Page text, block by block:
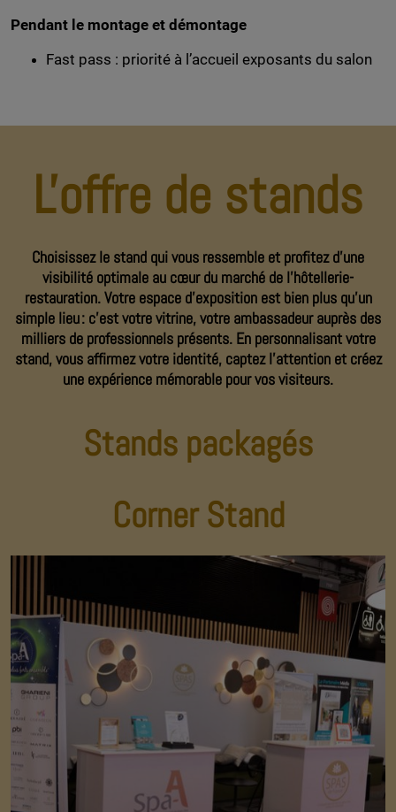
Pendant le montage et démontage
Fast pass : priorité à l’accueil exposants du salon
L'offre de stands
Choisissez le stand qui vous ressemble et profitez d’une
visibilité optimale au cœur du marché de l’hôtellerie-
restauration. Votre espace d’exposition est bien plus qu’un
simple lieu : c’est votre vitrine, votre ambassadeur auprès des
milliers de professionnels présents. En personnalisant votre
stand, vous affirmez votre identité, captez l’attention et créez
une expérience mémorable pour vos visiteurs.
Stands packagés
Corner Stand